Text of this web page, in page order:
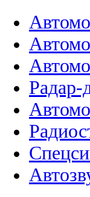
Радар-